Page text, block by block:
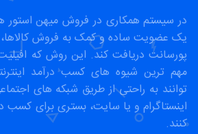
در سیستم همکاری در فروش میهن
یک عضویت ساده و کمک به فروش کالاها،
پورسانت دریافت کند. این روش که افیلیت
مهم ترین شیوه های کسب درآمد
توانند به راحتی از طریق شبکه های
اینستاگرام و یا سایت، بستری برای کسب
کنند.